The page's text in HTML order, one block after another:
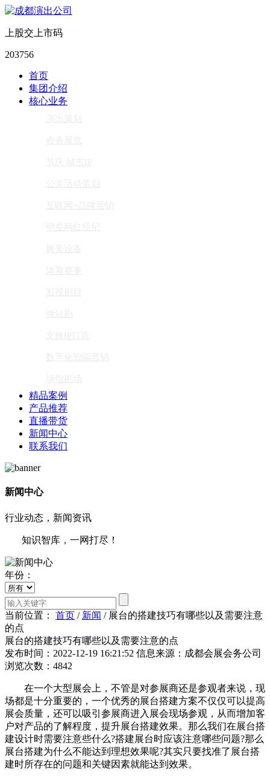
上股交上市码
203756
首页
集团介绍
核心业务
精品案例
产品推荐
直播带货
新闻中心
联系我们
新闻中心
行业动态，新闻资讯
知识智库，一网打尽！
年份：
当前位置： 首页 / 新闻 / 展台的搭建技巧有哪些以及需要注意
的点
展台的搭建技巧有哪些以及需要注意的点
发布时间：2022-12-19 16:21:52 信息来源：成都会展会务公司
浏览次数：4842
在一个大型展会上，不管是对参展商还是参观者来说，现
场都是十分重要的，一个优秀的展台搭建方案不仅仅可以提高
展会质量，还可以吸引参展商进入展会现场参观，从而增加客
户对产品的了解程度，提升展台搭建效果。那么我们在展台搭
建设计时需要注意些什么?搭建展台时应该注意哪些问题?那么
展台搭建为什么不能达到理想效果呢?其实只要找准了展台搭
建时所存在的问题和关键因素就能达到效果。